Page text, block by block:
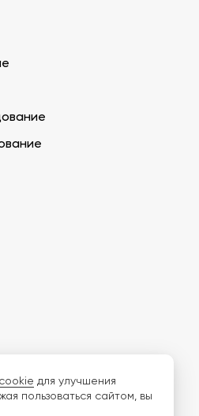
для улучшения
пользоваться сайтом, вы